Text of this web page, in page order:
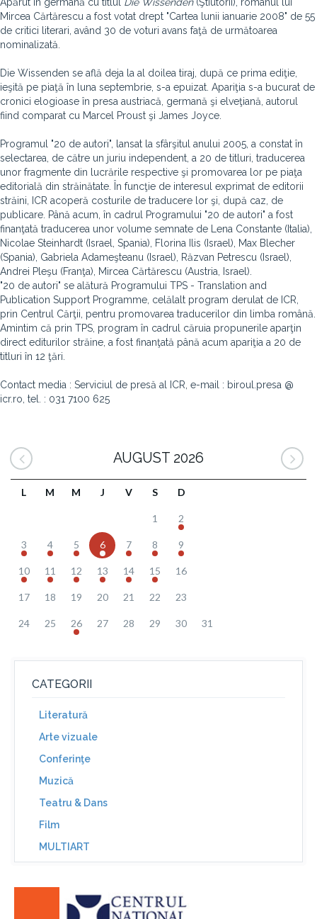
Mircea Cărtărescu a fost votat drept "Cartea lunii ianuarie 2008" de 55
de critici literari, având 30 de voturi avans faţă de următoarea
nominalizată.
Die Wissenden se află deja la al doilea tiraj, după ce prima ediţie,
ieşită pe piaţă în luna septembrie, s-a epuizat. Apariţia s-a bucurat de
cronici elogioase în presa austriacă, germană şi elveţiană, autorul
fiind comparat cu Marcel Proust şi James Joyce.
Programul "20 de autori", lansat la sfârşitul anului 2005, a constat în
selectarea, de către un juriu independent, a 20 de titluri, traducerea
unor fragmente din lucrările respective şi promovarea lor pe piaţa
editorială din străinătate. În funcţie de interesul exprimat de editorii
străini, ICR acoperă costurile de traducere lor şi, după caz, de
publicare. Până acum, în cadrul Programului "20 de autori" a fost
finanţată traducerea unor volume semnate de Lena Constante (Italia),
Nicolae Steinhardt (Israel, Spania), Florina Ilis (Israel), Max Blecher
(Spania), Gabriela Adameşteanu (Israel), Răzvan Petrescu (Israel),
Andrei Pleşu (Franţa), Mircea Cărtărescu (Austria, Israel).
"20 de autori" se alătură Programului TPS - Translation and
Publication Support Programme, celălalt program derulat de ICR,
prin Centrul Cărţii, pentru promovarea traducerilor din limba română.
Amintim că prin TPS, program în cadrul căruia propunerile aparţin
direct editurilor străine, a fost finanţată până acum apariţia a 20 de
titluri în 12 ţări.
Contact media : Serviciul de presă al ICR, e-mail : biroul.presa @
icr.ro, tel. : 031 7100 625
AUGUST 2026
L M M J V S D
1 2
3 4 5 6 7 8 9
10 11 12 13 14 15 16
17 18 19 20 21 22 23
24 25 26 27 28 29 30 31
CATEGORII
Literatură
Arte vizuale
Conferinţe
Muzică
Teatru & Dans
Film
MULTIART